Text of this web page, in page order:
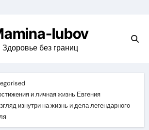
lubov
Здоровье без границ
и личная жизнь Евгения
изнутри на жизнь и дела легендарного